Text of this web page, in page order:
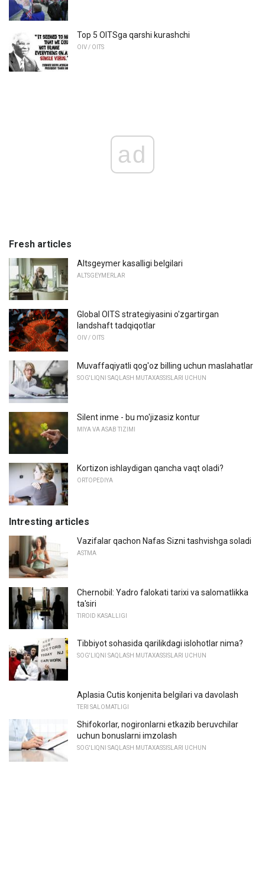
Top 5 OITSga qarshi kurashchi
OIV / OITS
ad
Fresh articles
Altsgeymer kasalligi belgilari
ALTSGEYMERLAR
Global OITS strategiyasini o'zgartirgan
landshaft tadqiqotlar
OIV / OITS
Muvaffaqiyatli qog'oz billing uchun maslahatlar
SOG'LIQNI SAQLASH MUTAXASSISLARI UCHUN
Silent inme - bu mo'jizasiz kontur
MIYA VA ASAB TIZIMI
Kortizon ishlaydigan qancha vaqt oladi?
ORTOPEDIYA
Intresting articles
Vazifalar qachon Nafas Sizni tashvishga soladi
ASTMA
Chernobil: Yadro falokati tarixi va salomatlikka
ta'siri
TIROID KASALLIGI
Tibbiyot sohasida qarilikdagi islohotlar nima?
SOG'LIQNI SAQLASH MUTAXASSISLARI UCHUN
Aplasia Cutis konjenita belgilari va davolash
TERI SALOMATLIGI
Shifokorlar, nogironlarni etkazib beruvchilar
uchun bonuslarni imzolash
SOG'LIQNI SAQLASH MUTAXASSISLARI UCHUN